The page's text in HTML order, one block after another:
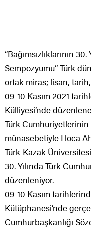
“Bağımsızlıklarının
Sempozyumu” Türk
ortak miras; lisan,
09-10 Kasım 2021
Külliyesi’nde
Türk Cumhuriyetlerinin
münasebetiyle Hoca
Türk-Kazak Üniversitesi
30. Yılında Türk
düzenleniyor.
09-10 Kasım
Kütüphanesi’nde
Cumhurbaşkanlığı